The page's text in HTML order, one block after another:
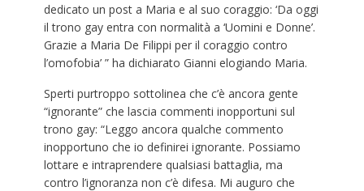
dedicato un post a Maria e al suo coraggio: ‘Da oggi
il trono gay entra con normalità a ‘Uomini e Donne’.
Grazie a Maria De Filippi per il coraggio contro
l’omofobia’ ” ha dichiarato Gianni elogiando Maria.
Sperti purtroppo sottolinea che c’è ancora gente
“ignorante” che lascia commenti inopportuni sul
trono gay: “Leggo ancora qualche commento
inopportuno che io definirei ignorante. Possiamo
lottare e intraprendere qualsiasi battaglia, ma
contro l’ignoranza non c’è difesa. Mi auguro che